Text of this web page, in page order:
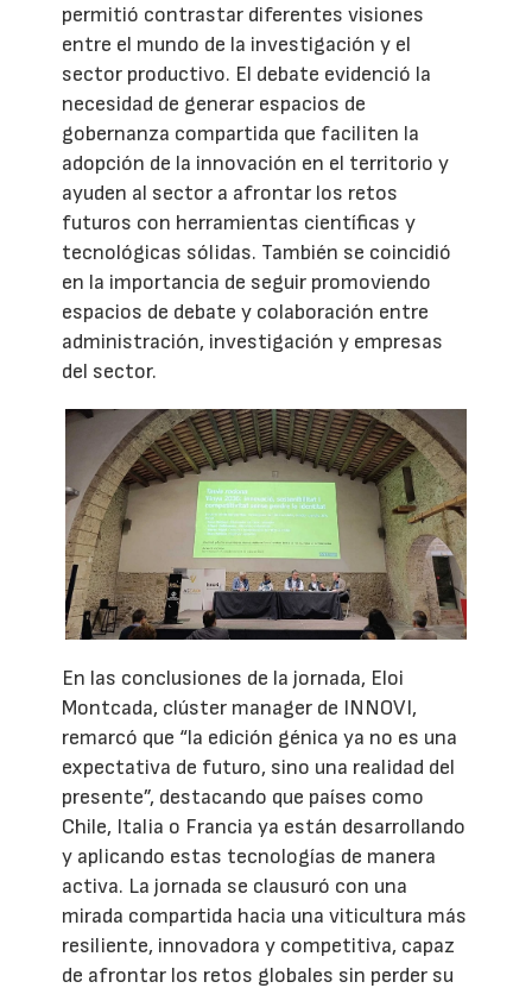
permitió contrastar diferentes visiones
entre el mundo de la investigación y el
sector productivo. El debate evidenció la
necesidad de generar espacios de
gobernanza compartida que faciliten la
adopción de la innovación en el territorio y
ayuden al sector a afrontar los retos
futuros con herramientas científicas y
tecnológicas sólidas. También se coincidió
en la importancia de seguir promoviendo
espacios de debate y colaboración entre
administración, investigación y empresas
del sector.
En las conclusiones de la jornada, Eloi
Montcada, clúster manager de INNOVI,
remarcó que “la edición génica ya no es una
expectativa de futuro, sino una realidad del
presente”, destacando que países como
Chile, Italia o Francia ya están desarrollando
y aplicando estas tecnologías de manera
activa. La jornada se clausuró con una
mirada compartida hacia una viticultura más
resiliente, innovadora y competitiva, capaz
de afrontar los retos globales sin perder su